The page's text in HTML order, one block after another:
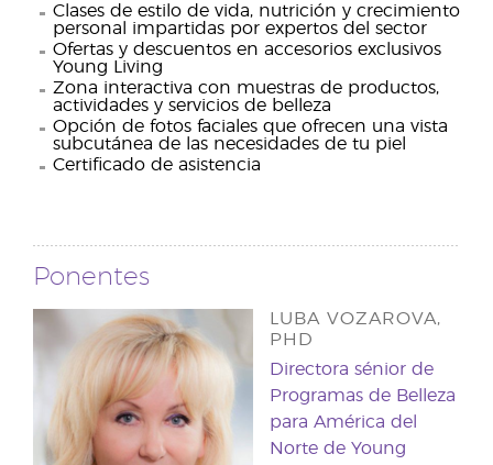
Clases de estilo de vida, nutrición y crecimiento
personal impartidas por expertos del sector
Ofertas y descuentos en accesorios exclusivos
Young Living
Zona interactiva con muestras de productos,
actividades y servicios de belleza
Opción de fotos faciales que ofrecen una vista
subcutánea de las necesidades de tu piel
Certificado de asistencia
Ponentes
LUBA VOZAROVA,
PHD
Directora sénior de
Programas de Belleza
para América del
Norte de Young